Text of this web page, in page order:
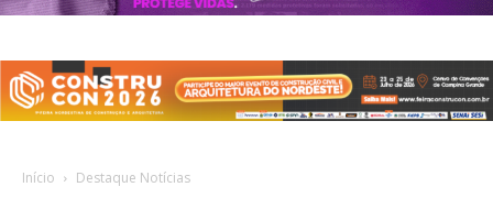
Início Destaque Notícias